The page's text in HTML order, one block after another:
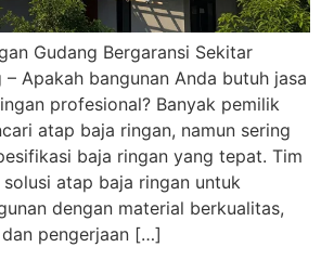
Gudang Bergaransi Sekitar
– Apakah bangunan Anda butuh jasa
profesional? Banyak pemilik
atap baja ringan, namun sering
baja ringan yang tepat. Tim
atap baja ringan untuk
dengan material berkualitas,
pengerjaan […]